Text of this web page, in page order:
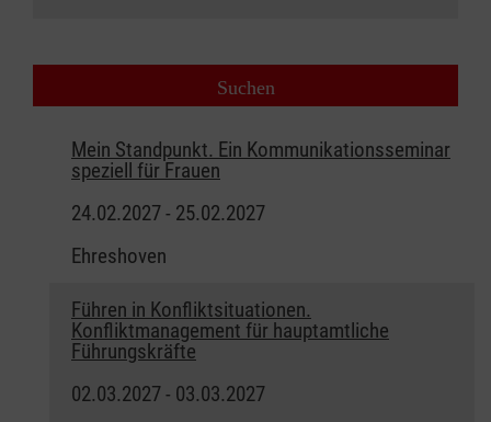
Mein Standpunkt. Ein Kommunikationsseminar
speziell für Frauen
24.02.2027 - 25.02.2027
Ehreshoven
Führen in Konfliktsituationen.
Konfliktmanagement für hauptamtliche
Führungskräfte
02.03.2027 - 03.03.2027